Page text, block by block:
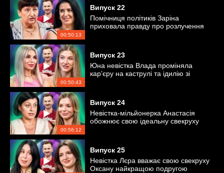
00:50:13
Випуск 22
Помічниця політиків Заріна
приховала правду про розлучення
00:50:43
Випуск 23
Юна невістка Влада проміняла
кар’єру на каструлі та ідилію зі
00:56:12
Випуск 24
Невістка-мільйонерка Анастасія
обожнює свою ідеальну свекруху
Випуск 25
Невістка Лєра вважає свою свекруху
Оксану найкращою подругою